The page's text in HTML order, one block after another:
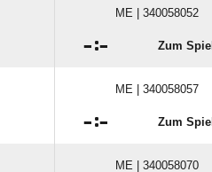
ME | 340058052
: Zum Spiel
ME | 340058057
: Zum Spiel
ME | 340058070